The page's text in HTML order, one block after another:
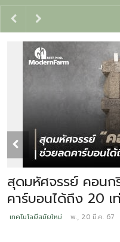
สุดมหัศจรรย์ คอน
คาร์บอนได้ถึง 20 เ
เทคโนโลยีสมัยใหม่ พ., 20 มี.ค. 67